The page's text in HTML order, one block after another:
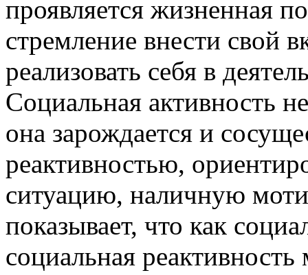
проявляется жизненная
стремление внести свой
реализовать себя в
Социальная активность
она зарождается и
реактивностью,
ситуацию, наличную
показывает, что как
социальная